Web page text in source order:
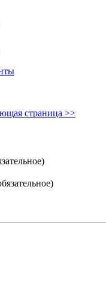
страница >>